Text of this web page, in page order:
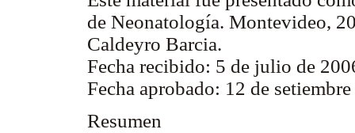
de Neonatología. Montevideo,
Caldeyro Barcia.
Fecha recibido: 5 de julio de
Fecha aprobado: 12 de
Resumen